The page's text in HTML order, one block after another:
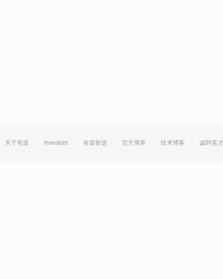
关于有道 Investors 有道智选 官方博客 技术博客 诚聘英才